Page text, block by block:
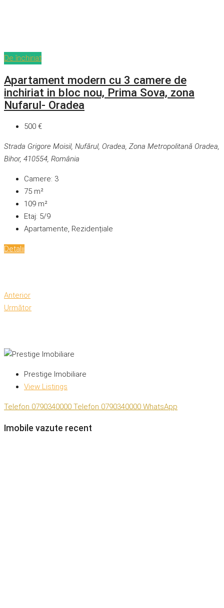
De închiriat
Apartament modern cu 3 camere de
inchiriat in bloc nou, Prima Sova, zona
Nufarul- Oradea
500 €
Strada Grigore Moisil, Nufărul, Oradea, Zona Metropolitană Oradea,
Bihor, 410554, România
Camere: 3
75 m²
109 m²
Etaj: 5/9
Apartamente, Rezidențiale
Detalii
Anterior
Următor
Prestige Imobiliare
View Listings
Telefon 0790340000 Telefon 0790340000 WhatsApp
Imobile vazute recent